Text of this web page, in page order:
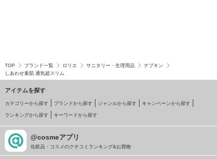
TOP ブランド一覧 ロリエ サニタリー・生理用品
ナプキン
しあわせ素肌 通気超スリム
アイテムを探す
カテゴリーから探す ブランドから探す ジャンルから探す キャンペーンから探す
ランキングから探す キーワードから探す
@cosmeアプリ
化粧品・コスメのクチコミランキング&お買物